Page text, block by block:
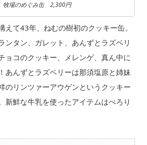
牧場のめぐみ缶 2,300円
えて43年、ねむの樹初のクッキー缶。
ンタン、ガレット、あんずとラズベリ
ョコのクッキー、メレンゲ、真ん中に
あんずとラズベリーは那須塩原と姉妹
のリンツァーアウゲンというクッキー
新鮮な牛乳を使ったアイテムはぺろり